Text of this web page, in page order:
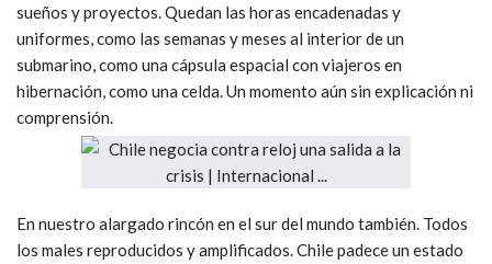
sueños y proyectos. Quedan las horas encadenadas y
uniformes, como las semanas y meses al interior de un
submarino, como una cápsula espacial con viajeros en
hibernación, como una celda. Un momento aún sin explicación ni
comprensión.
En nuestro alargado rincón en el sur del mundo también. Todos
los males reproducidos y amplificados. Chile padece un estado